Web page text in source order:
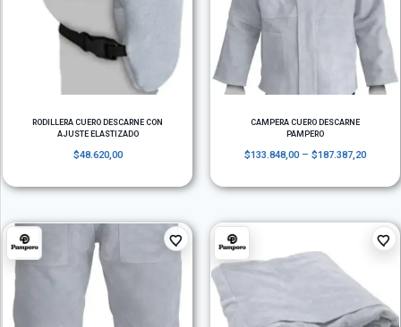
RODILLERA CUERO DESCARNE CON
AJUSTE ELASTIZADO
$48.620,00
CAMPERA CUERO DESCARNE
PAMPERO
$133.848,00 – $187.387,20